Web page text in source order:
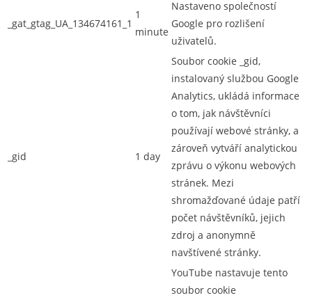
_gat_gtag_UA_134674161_1
1
minute
Nastaveno společností
Google pro rozlišení
uživatelů.
_gid 1 day
Soubor cookie _gid,
instalovaný službou Google
Analytics, ukládá informace
o tom, jak návštěvníci
používají webové stránky, a
zároveň vytváří analytickou
zprávu o výkonu webových
stránek. Mezi
shromažďované údaje patří
počet návštěvníků, jejich
zdroj a anonymně
navštívené stránky.
YouTube nastavuje tento
soubor cookie